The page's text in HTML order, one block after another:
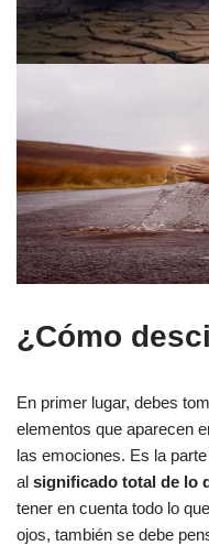
¿Cómo
En primer lugar, debes
elementos que aparecen
las emociones. Es la
al significado total de lo
tener en cuenta todo lo
ojos, también se debe